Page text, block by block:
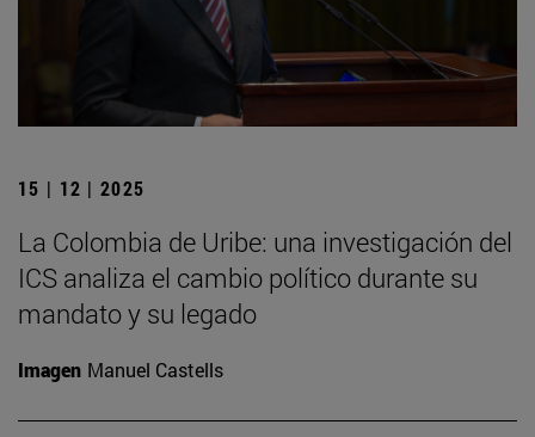
15 | 12 | 2025
La Colombia de Uribe: una investigación del
ICS analiza el cambio político durante su
mandato y su legado
Imagen Manuel Castells